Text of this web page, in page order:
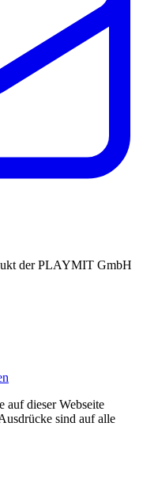
der PLAYMIT GmbH
dieser Webseite
sind auf alle